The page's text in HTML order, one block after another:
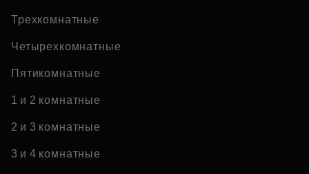
Трехкомнатные
Четырехкомнатные
Пятикомнатные
1 и 2 комнатные
2 и 3 комнатные
3 и 4 комнатные